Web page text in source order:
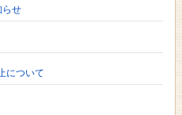
らせ
について